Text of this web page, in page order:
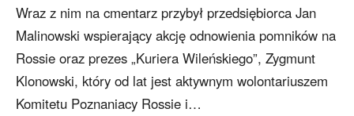
Wraz z nim na cmentarz przybył przedsiębiorca Jan
Malinowski wspierający akcję odnowienia pomników na
Rossie oraz prezes „Kuriera Wileńskiego”, Zygmunt
Klonowski, który od lat jest aktywnym wolontariuszem
Komitetu Poznaniacy Rossie i…